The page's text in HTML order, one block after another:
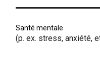
Santé mentale
(p. ex. stress, anxiété,